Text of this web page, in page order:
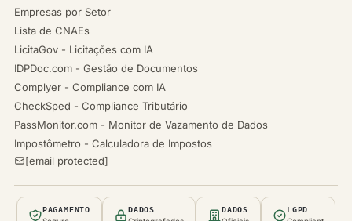
Empresas por Setor
Lista de CNAEs
LicitaGov - Licitações com IA
IDPDoc.com - Gestão de Documentos
Complyer - Compliance com IA
CheckSped - Compliance Tributário
PassMonitor.com - Monitor de Vazamento de Dados
Impostômetro - Calculadora de Impostos
[email protected]
PAGAMENTO DADOS DADOS LGPD